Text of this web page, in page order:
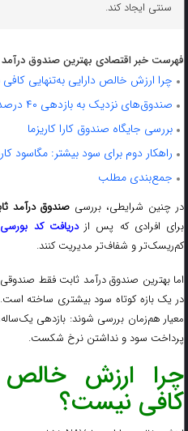
سنتی ایجاد کند.
فهرست خبر اقتصادی بهترین صندوق درآمد ثابت 1405 با سود
چرا ارزش خالص دارایی به‌تنهایی
صندوق‌های نزدیک به بازدهی ۴۰ درصد
بررسی جایگاه صندوق کارا کاریزما
راهکار دوم برای سود بیشتر: مگاسود کاریزما
جمع‌بندی مطلب
در چنین شرایطی، بررسی صندوق درآمد
برای افرادی که پس از دریافت کد بورسی
کم‌ریسک‌تر و شفاف‌تر مدیریت کنند.
اما بهترین صندوق درآمد ثابت فقط
در یک بازه کوتاه سود بیشتری ساخته است.
معیار هم‌زمان بررسی شوند: بازدهی
پرداخت سود و نداشتن نرخ شکست.
چرا ارزش خالص
کافی نیست؟